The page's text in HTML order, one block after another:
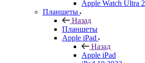
Apple Watch Ultra 2
Планшеты
Назад
Планшеты
Apple iPad
Назад
Apple iPad